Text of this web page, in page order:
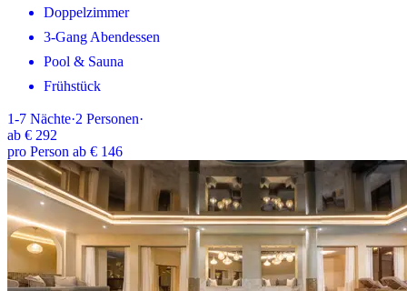
Doppelzimmer
3-Gang Abendessen
Pool & Sauna
Frühstück
1-7 Nächte·2 Personen·
ab € 292
pro Person ab € 146